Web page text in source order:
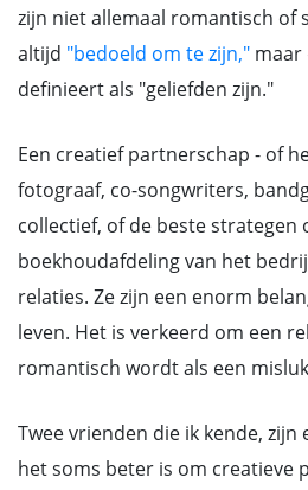
zijn niet allemaal romantisch of
altijd "bedoeld om te zijn," maar
definieert als "geliefden zijn."
Een creatief partnerschap - of
fotograaf, co-songwriters,
collectief, of de beste strategen
boekhoudafdeling van het
relaties. Ze zijn een enorm
leven. Het is verkeerd om een
romantisch wordt als een
Twee vrienden die ik kende,
het soms beter is om creatieve